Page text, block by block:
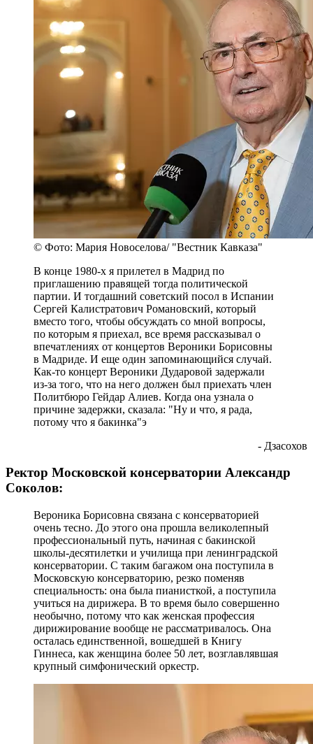
© Фото: Мария Новоселова/ "Вестник Кавказа"
В конце 1980-х я прилетел в Мадрид по
приглашению правящей тогда политической
партии. И тогдашний советский посол в Испании
Сергей Калистратович Романовский, который
вместо того, чтобы обсуждать со мной вопросы,
по которым я приехал, все время рассказывал о
впечатлениях от концертов Вероники Борисовны
в Мадриде. И еще один запоминающийся случай.
Как-то концерт Вероники Дударовой задержали
из-за того, что на него должен был приехать член
Политбюро Гейдар Алиев. Когда она узнала о
причине задержки, сказала: "Ну и что, я рада,
потому что я бакинка"э
- Дзасохов
Ректор Московской консерватории Александр
Соколов:
Вероника Борисовна связана с консерваторией
очень тесно. До этого она прошла великолепный
профессиональный путь, начиная с бакинской
школы-десятилетки и училища при ленинградской
консерватории. С таким багажом она поступила в
Московскую консерваторию, резко поменяв
специальность: она была пианисткой, а поступила
учиться на дирижера. В то время было совершенно
необычно, потому что как женская профессия
дирижирование вообще не рассматривалось. Она
осталась единственной, вошедшей в Книгу
Гиннеса, как женщина более 50 лет, возглавлявшая
крупный симфонический оркестр.